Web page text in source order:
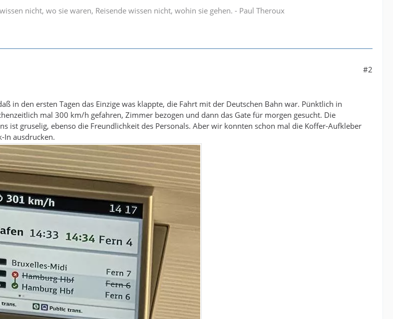
nicht, wo sie waren, Reisende wissen nicht, wohin sie gehen. - Paul Theroux
#2
in den ersten Tagen das Einzige was klappte, die Fahrt mit der Deutschen Bahn war. Pünktlich in
mal 300 km/h gefahren, Zimmer bezogen und dann das Gate für morgen gesucht. Die
ist gruselig, ebenso die Freundlichkeit des Personals. Aber wir konnten schon mal die Koffer-Aufkleber
In ausdrucken.